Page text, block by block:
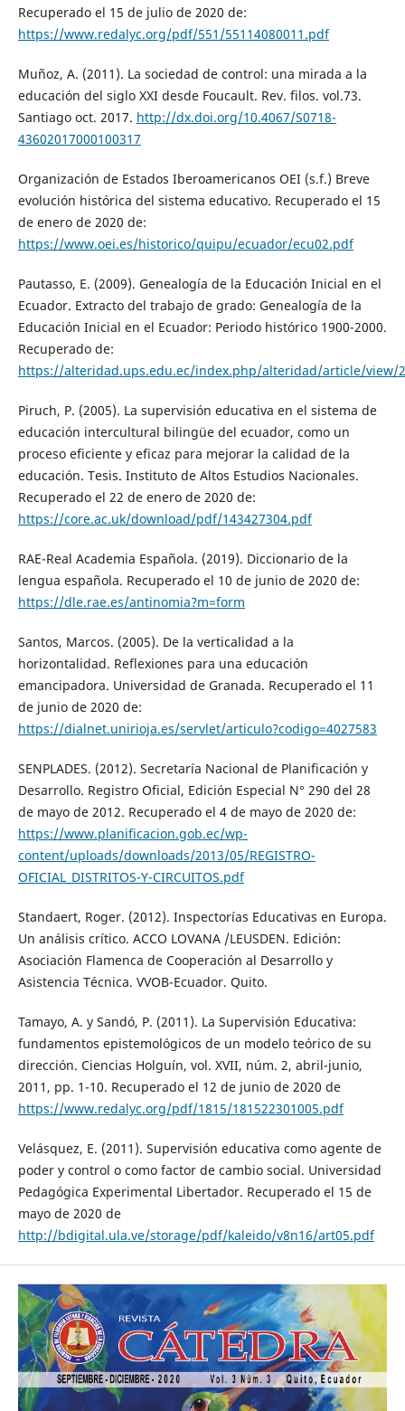
Recuperado el 15 de julio de 2020 de:
https://www.redalyc.org/pdf/551/55114080011.pdf
Muñoz, A. (2011). La sociedad de control: una mirada a la
educación del siglo XXI desde Foucault. Rev. filos. vol.73.
Santiago oct. 2017. http://dx.doi.org/10.4067/S0718-
43602017000100317
Organización de Estados Iberoamericanos OEI (s.f.) Breve
evolución histórica del sistema educativo. Recuperado el 15
de enero de 2020 de:
https://www.oei.es/historico/quipu/ecuador/ecu02.pdf
Pautasso, E. (2009). Genealogía de la Educación Inicial en el
Ecuador. Extracto del trabajo de grado: Genealogía de la
Educación Inicial en el Ecuador: Periodo histórico 1900-2000.
Recuperado de:
https://alteridad.ups.edu.ec/index.php/alteridad/article/view/
Piruch, P. (2005). La supervisión educativa en el sistema de
educación intercultural bilingüe del ecuador, como un
proceso eficiente y eficaz para mejorar la calidad de la
educación. Tesis. Instituto de Altos Estudios Nacionales.
Recuperado el 22 de enero de 2020 de:
https://core.ac.uk/download/pdf/143427304.pdf
RAE-Real Academia Española. (2019). Diccionario de la
lengua española. Recuperado el 10 de junio de 2020 de:
https://dle.rae.es/antinomia?m=form
Santos, Marcos. (2005). De la verticalidad a la
horizontalidad. Reflexiones para una educación
emancipadora. Universidad de Granada. Recuperado el 11
de junio de 2020 de:
https://dialnet.unirioja.es/servlet/articulo?codigo=4027583
SENPLADES. (2012). Secretaría Nacional de Planificación y
Desarrollo. Registro Oficial, Edición Especial N° 290 del 28
de mayo de 2012. Recuperado el 4 de mayo de 2020 de:
https://www.planificacion.gob.ec/wp-
content/uploads/downloads/2013/05/REGISTRO-
OFICIAL_DISTRITOS-Y-CIRCUITOS.pdf
Standaert, Roger. (2012). Inspectorías Educativas en Europa.
Un análisis crítico. ACCO LOVANA /LEUSDEN. Edición:
Asociación Flamenca de Cooperación al Desarrollo y
Asistencia Técnica. VVOB-Ecuador. Quito.
Tamayo, A. y Sandó, P. (2011). La Supervisión Educativa:
fundamentos epistemológicos de un modelo teórico de su
dirección. Ciencias Holguín, vol. XVII, núm. 2, abril-junio,
2011, pp. 1-10. Recuperado el 12 de junio de 2020 de
https://www.redalyc.org/pdf/1815/181522301005.pdf
Velásquez, E. (2011). Supervisión educativa como agente de
poder y control o como factor de cambio social. Universidad
Pedagógica Experimental Libertador. Recuperado el 15 de
mayo de 2020 de
http://bdigital.ula.ve/storage/pdf/kaleido/v8n16/art05.pdf